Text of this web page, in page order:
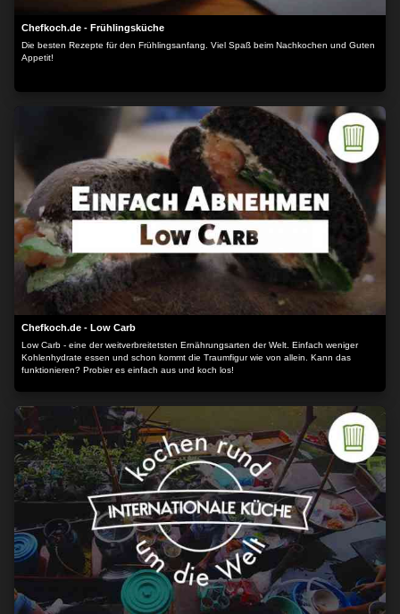
Chefkoch.de - Frühlingsküche
Die besten Rezepte für den Frühlingsanfang. Viel Spaß beim Nachkochen und Guten
Appetit!
Chefkoch.de - Low Carb
Low Carb - eine der weitverbreitetsten Ernährungsarten der Welt. Einfach weniger
Kohlenhydrate essen und schon kommt die Traumfigur wie von allein. Kann das
funktionieren? Probier es einfach aus und koch los!